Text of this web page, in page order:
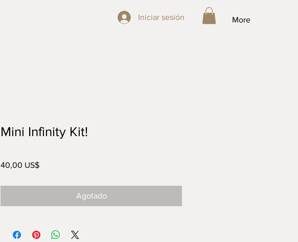
Iniciar sesión
More
Iniciar sesión
Mini Infinity Kit!
40,00 US$Precio
Agotado